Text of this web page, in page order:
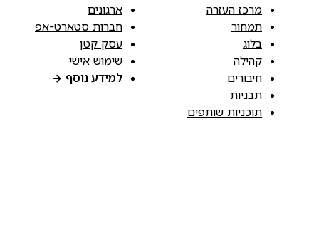
מרכז העזרה
תמחור
בלוג
קהילה
חיבורים
תבניות
תוכניות שותפים
ארגונים
חברות סטארט-אפ
עסק קטן
שימוש אישי
למידע נוסף →